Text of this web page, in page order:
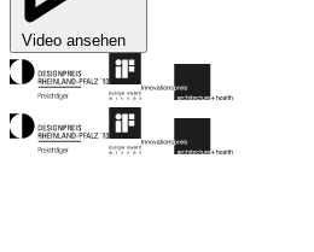
Video ansehen